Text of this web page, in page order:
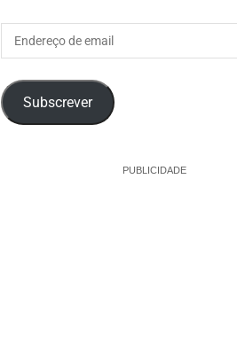
Subscrever
PUBLICIDADE